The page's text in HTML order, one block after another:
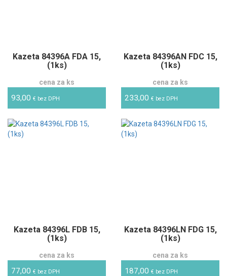
Kazeta 84396A FDA 15,
(1ks)
cena za ks
93,00 € bez DPH
Kazeta 84396AN FDC 15,
(1ks)
cena za ks
233,00 € bez DPH
Kazeta 84396L FDB 15,
(1ks)
cena za ks
77,00 € bez DPH
Kazeta 84396LN FDG 15,
(1ks)
cena za ks
187,00 € bez DPH